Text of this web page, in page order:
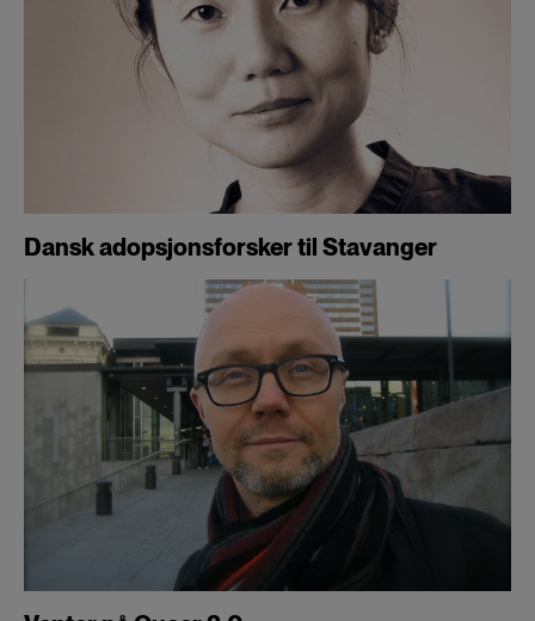
Dansk adopsjonsforsker til Stavanger